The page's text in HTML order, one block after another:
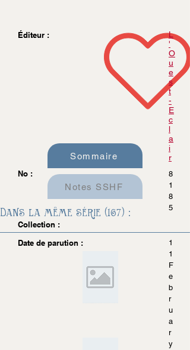
Éditeur :
L
'
O
u
e
s
t
-
E
c
l
a
i
r
No :
8
1
8
5
Collection :
Date de parution :
1
1
F
e
b
r
u
a
r
y
Sommaire
Notes SSHF
Dans la même série (167) :